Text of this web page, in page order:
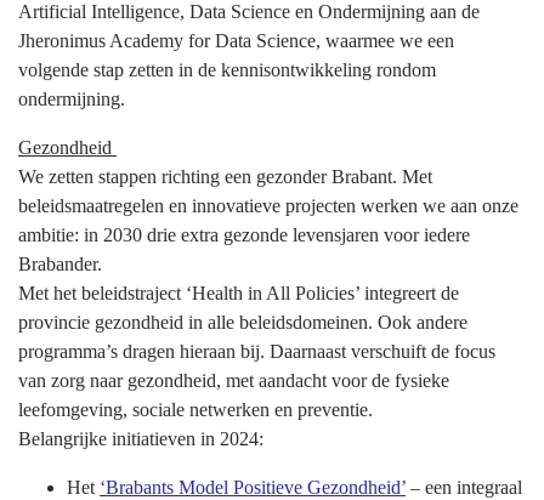
Artificial Intelligence, Data Science en Ondermijning aan de
Jheronimus Academy for Data Science, waarmee we een
volgende stap zetten in de kennisontwikkeling rondom
ondermijning.
Gezondheid
We zetten stappen richting een gezonder Brabant. Met
beleidsmaatregelen en innovatieve projecten werken we aan onze
ambitie: in 2030 drie extra gezonde levensjaren voor iedere
Brabander.
Met het beleidstraject ‘Health in All Policies’ integreert de
provincie gezondheid in alle beleidsdomeinen. Ook andere
programma’s dragen hieraan bij. Daarnaast verschuift de focus
van zorg naar gezondheid, met aandacht voor de fysieke
leefomgeving, sociale netwerken en preventie.
Belangrijke initiatieven in 2024:
Het ‘Brabants Model Positieve Gezondheid’ – een integraal